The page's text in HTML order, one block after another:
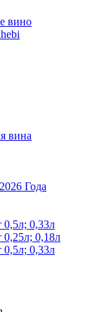
вино
вина
Года
0,5л; 0,33л
0,25л; 0,18л
0,5л; 0,33л